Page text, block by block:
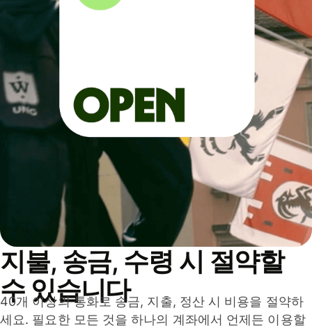
지불, 송금, 수령 시 절약할
수 있습니다
40개 이상의 통화로 송금, 지출, 정산 시 비용을 절약하
세요. 필요한 모든 것을 하나의 계좌에서 언제든 이용할